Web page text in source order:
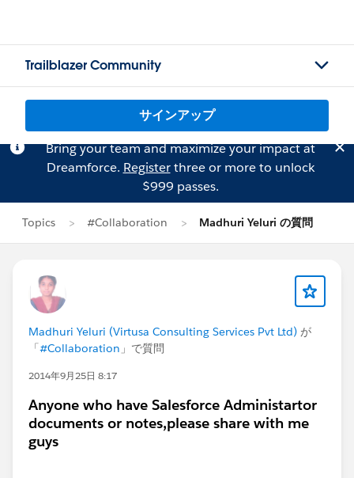
Trailblazer Community
サインアップ
Bring your team and maximize your impact at
Dreamforce. Registerthree or more to unlock
$999 passes.
Topics #Collaboration Madhuri Yeluri の質問
Madhuri Yeluri (Virtusa Consulting Services Pvt Ltd) が
「#Collaboration 」で質問
2014年9月25日 8:17
Anyone who have Salesforce Administartor
documents or notes,please share with me
guys